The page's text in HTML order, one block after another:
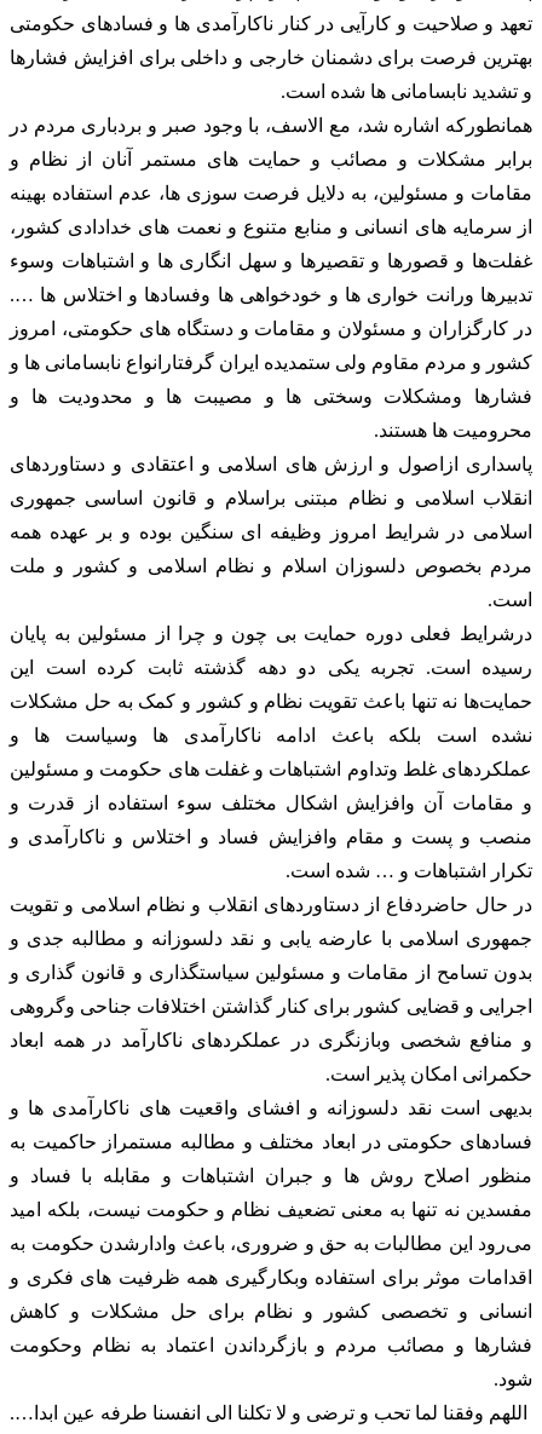
تعهد و صلاحیت و کارآیی در کنار ناکارآمدی ها و فسادهای حکومتی
بهترین فرصت برای دشمنان خارجی و داخلی برای افزایش فشارها
و تشدید نابسامانی ها شده است.
همانطورکه اشاره شد، مع الاسف، با وجود صبر و بردباری مردم در
برابر مشکلات و مصائب و حمایت های مستمر آنان از نظام و
مقامات و مسئولین، به دلایل فرصت سوزی ها، عدم استفاده بهینه
از سرمایه های انسانی و منابع متنوع و نعمت های خدادادی کشور،
غفلت‌ها و قصورها و تقصیرها و سهل انگاری ها و اشتباهات وسوء
تدبیرها ورانت خواری ها و خودخواهی ها وفسادها و اختلاس ها ….
در کارگزاران و مسئولان و مقامات و دستگاه های حکومتی، امروز
کشور و مردم مقاوم ولی ستمدیده ایران گرفتارانواع نابسامانی ها و
فشارها ومشکلات وسختی ها و مصیبت ها و محدودیت ها و
محرومیت ها هستند.
پاسداری ازاصول و ارزش های اسلامی و اعتقادی و دستاوردهای
انقلاب اسلامی و نظام مبتنی براسلام و قانون اساسی جمهوری
اسلامی در شرایط امروز وظیفه ای سنگین بوده و بر عهده همه
مردم بخصوص دلسوزان اسلام و نظام اسلامی و کشور و ملت
است.
درشرایط فعلی دوره حمایت بی چون و چرا از مسئولین به پایان
رسیده است. تجربه یکی دو دهه گذشته ثابت کرده است این
حمایت‌ها نه تنها باعث تقویت نظام و کشور و کمک به حل مشکلات
نشده است بلکه باعث ادامه ناکارآمدی ها وسیاست ها و
عملکردهای غلط وتداوم اشتباهات و غفلت های حکومت و مسئولین
و مقامات آن وافزایش اشکال مختلف سوء استفاده از قدرت و
منصب و پست و مقام وافزایش فساد و اختلاس و ناکارآمدی و
تکرار اشتباهات و … شده است.
در حال حاضردفاع از دستاوردهای انقلاب و نظام اسلامی و تقویت
جمهوری اسلامی با عارضه یابی و نقد دلسوزانه و مطالبه جدی و
بدون تسامح از مقامات و مسئولین سیاستگذاری و قانون گذاری و
اجرایی و قضایی کشور برای کنار گذاشتن اختلافات جناحی وگروهی
و منافع شخصی وبازنگری در عملکردهای ناکارآمد در همه ابعاد
حکمرانی امکان پذیر است.
بدیهی است نقد دلسوزانه و افشای واقعیت های ناکارآمدی ها و
فسادهای حکومتی در ابعاد مختلف و مطالبه مستمراز حاکمیت به
منظور اصلاح روش ها و جبران اشتباهات و مقابله با فساد و
مفسدین نه تنها به معنی تضعیف نظام و حکومت نیست، بلکه امید
می‌رود این مطالبات به حق و ضروری، باعث وادارشدن حکومت به
اقدامات موثر برای استفاده وبکارگیری همه ظرفیت های فکری و
انسانی و تخصصی کشور و نظام برای حل مشکلات و کاهش
فشارها و مصائب مردم و بازگرداندن اعتماد به نظام وحکومت
شود.
اللهم وفقنا لما تحب و ترضی و لا تکلنا الی انفسنا طرفه عین ابدا….